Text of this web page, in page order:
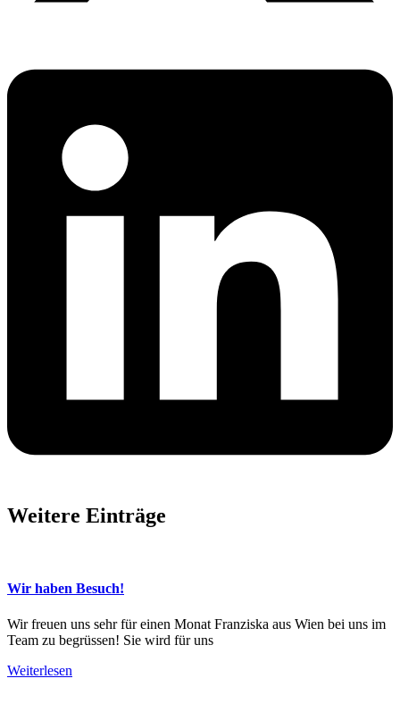
Weitere Einträge
Wir haben Besuch!
Wir freuen uns sehr für einen Monat Franziska aus Wien bei uns im
Team zu begrüssen! Sie wird für uns
Weiterlesen